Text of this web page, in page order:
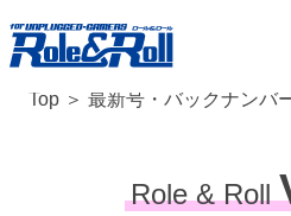
Top 最新号・バックナンバ
Role & Roll